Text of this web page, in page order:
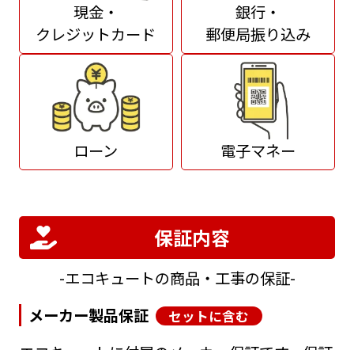
現金・
クレジットカード
銀行・
郵便局振り込み
ローン 電子マネー
保証内容
エコキュートの商品・工事の保証
メーカー製品保証
セットに含む